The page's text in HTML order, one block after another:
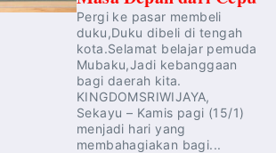
Pergi ke pasar membeli
duku,Duku dibeli di tengah
kota.Selamat belajar pemuda
Mubaku,Jadi kebanggaan
bagi daerah kita.
KINGDOMSRIWIJAYA,
Sekayu – Kamis pagi (15/1)
menjadi hari yang
membahagiakan bagi...